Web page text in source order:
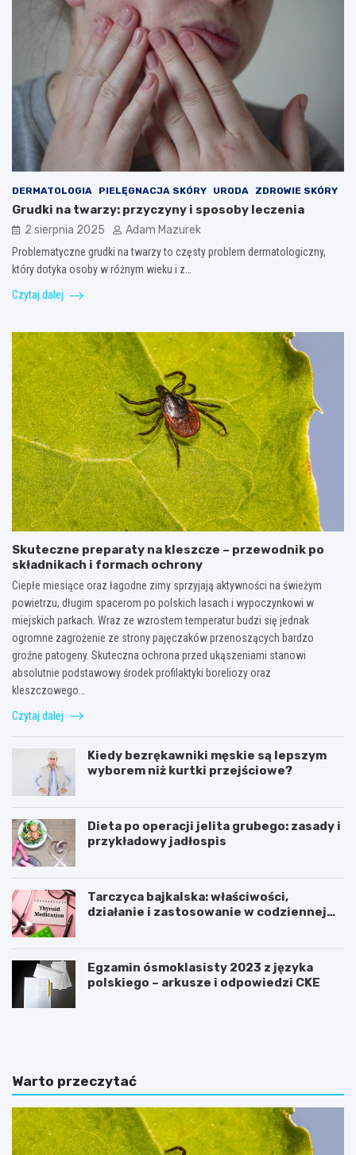
DERMATOLOGIA PIELĘGNACJA SKÓRY URODA ZDROWIE SKÓRY
Grudki na twarzy: przyczyny i sposoby leczenia
2 sierpnia 2025 Adam Mazurek
Problematyczne grudki na twarzy to częsty problem dermatologiczny,
który dotyka osoby w różnym wieku i z…
Czytaj dalej
Skuteczne preparaty na kleszcze – przewodnik po
składnikach i formach ochrony
Ciepłe miesiące oraz łagodne zimy sprzyjają aktywności na świeżym
powietrzu, długim spacerom po polskich lasach i wypoczynkowi w
miejskich parkach. Wraz ze wzrostem temperatur budzi się jednak
ogromne zagrożenie ze strony pajęczaków przenoszących bardzo
groźne patogeny. Skuteczna ochrona przed ukąszeniami stanowi
absolutnie podstawowy środek profilaktyki boreliozy oraz
kleszczowego…
Czytaj dalej
Kiedy bezrękawniki męskie są lepszym
wyborem niż kurtki przejściowe?
Dieta po operacji jelita grubego: zasady i
przykładowy jadłospis
Tarczyca bajkalska: właściwości,
działanie i zastosowanie w codziennej
Egzamin ósmoklasisty 2023 z języka
polskiego – arkusze i odpowiedzi CKE
C
ć
ż
e
b
y
J
c
h
u
d
z
Warto przeczytać